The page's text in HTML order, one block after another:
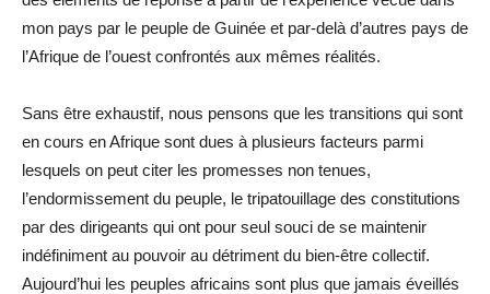
mon pays par le peuple de Guinée et par-delà d’autres pays de
l’Afrique de l’ouest confrontés aux mêmes réalités.
Sans être exhaustif, nous pensons que les transitions qui sont
en cours en Afrique sont dues à plusieurs facteurs parmi
lesquels on peut citer les promesses non tenues,
l’endormissement du peuple, le tripatouillage des constitutions
par des dirigeants qui ont pour seul souci de se maintenir
indéfiniment au pouvoir au détriment du bien-être collectif.
Aujourd’hui les peuples africains sont plus que jamais éveillés